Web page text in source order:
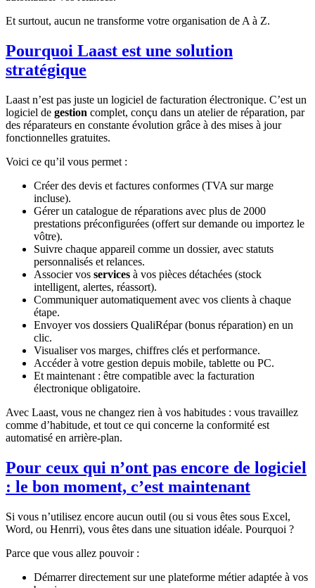
Et surtout, aucun ne transforme votre organisation de A à Z.
Pourquoi Laast est une solution
stratégique
Laast n’est pas juste un logiciel de facturation électronique. C’est un
logiciel de gestion complet, conçu dans un atelier de réparation, par
des réparateurs en constante évolution grâce à des mises à jour
fonctionnelles gratuites.
Voici ce qu’il vous permet :
Créer des devis et factures conformes (TVA sur marge
incluse).
Gérer un catalogue de réparations avec plus de 2000
prestations préconfigurées (offert sur demande ou importez le
vôtre).
Suivre chaque appareil comme un dossier, avec statuts
personnalisés et relances.
Associer vos services à vos pièces détachées (stock
intelligent, alertes, réassort).
Communiquer automatiquement avec vos clients à chaque
étape.
Envoyer vos dossiers QualiRépar (bonus réparation) en un
clic.
Visualiser vos marges, chiffres clés et performance.
Accéder à votre gestion depuis mobile, tablette ou PC.
Et maintenant : être compatible avec la facturation
électronique obligatoire.
Avec Laast, vous ne changez rien à vos habitudes : vous travaillez
comme d’habitude, et tout ce qui concerne la conformité est
automatisé en arrière-plan.
Pour ceux qui n’ont pas encore de logiciel
: le bon moment, c’est maintenant
Si vous n’utilisez encore aucun outil (ou si vous êtes sous Excel,
Word, ou Henrri), vous êtes dans une situation idéale. Pourquoi ?
Parce que vous allez pouvoir :
Démarrer directement sur une plateforme métier adaptée à vos